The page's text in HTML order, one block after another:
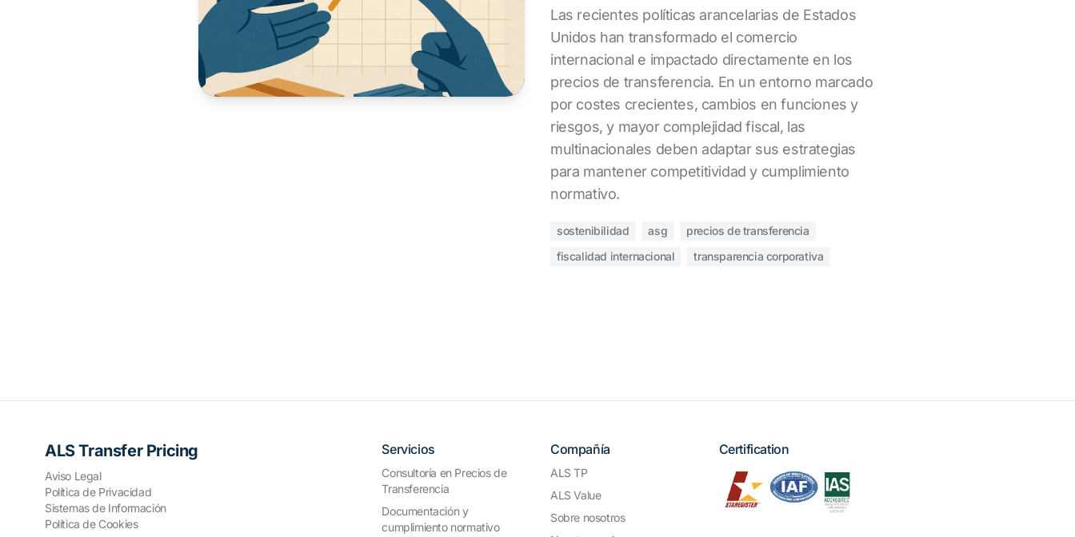
Las recientes políticas arancelarias de Estados
Unidos han transformado el comercio
internacional e impactado directamente en los
precios de transferencia. En un entorno marcado
por costes crecientes, cambios en funciones y
riesgos, y mayor complejidad fiscal, las
multinacionales deben adaptar sus estrategias
para mantener competitividad y cumplimiento
normativo.
sostenibilidad asg
precios de transferencia
fiscalidad internacional
transparencia corporativa
ALS Transfer Pricing
Aviso Legal
Política de Privacidad
Sistemas de Información
Política de Cookies
Servicios
Consultoría en Precios de
Transferencia
Documentación y
cumplimiento normativo
Compañía
ALS TP
ALS Value
Sobre nosotros
Certification